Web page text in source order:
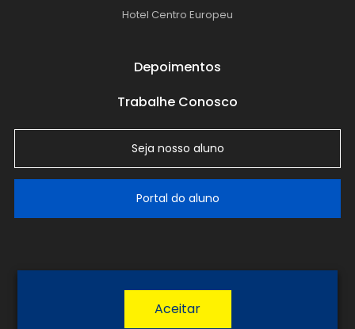
Hotel Centro Europeu
Depoimentos
Trabalhe Conosco
Seja nosso aluno
Portal do aluno
Política de Privacidade